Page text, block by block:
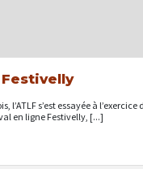
Festivelly
l’ATLF s’est essayée à
en ligne Festivelly, [...]